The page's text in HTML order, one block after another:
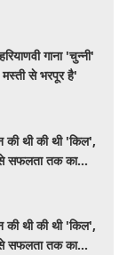
गाना 'चुन्नी'
मस्ती से भरपूर है'
की थी की थी 'किल',
से सफलता तक का
की थी की थी 'किल',
से सफलता तक का